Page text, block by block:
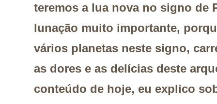
teremos a lua nova no signo de
lunação muito importante,
vários planetas neste signo,
as dores e as delícias deste
conteúdo de hoje, eu explico